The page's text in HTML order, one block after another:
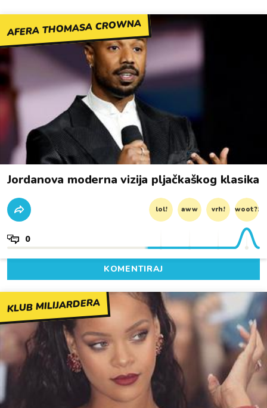
AFERA THOMASA CROWNA
Jordanova moderna vizija pljačkaškog klasika
lol! aww vrh! woot?!
0
KOMENTIRAJ
KLUB MILIJARDERA